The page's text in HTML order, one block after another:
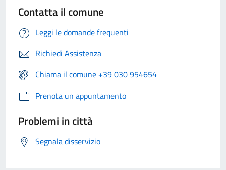
Contatta il comune
Leggi le domande frequenti
Richiedi Assistenza
Chiama il comune +39 030 954654
Prenota un appuntamento
Problemi in città
Segnala disservizio